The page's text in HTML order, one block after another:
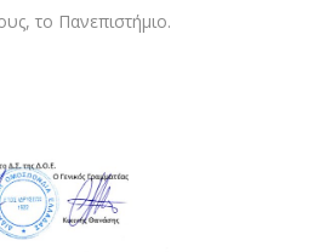
το Πανεπιστήμιο.